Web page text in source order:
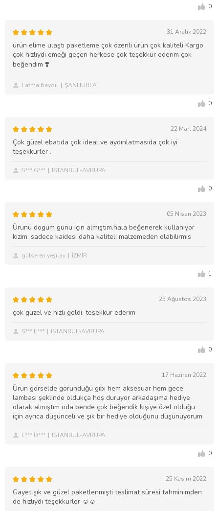
0
31 Aralık 2022
ürün elime ulaştı paketleme çok özenli ürün çok kaliteli Kargo
çok hızlıydı emeği geçen herkese çok teşekkür ederim çok
beğendim ❣️
Fatma baydil ŞANLIURFA
0
22 Mart 2024
Çok güzel ebatıda çok ideal ve aydınlatmasıda çok iyi
teşekkürler .
S*** G*** ISTANBUL-AVRUPA
0
05 Nisan 2023
Ürünü dogum gunu için almıştım.hala beğenerek kullanıyor
kizim. sadece kaidesi daha kaliteli malzemeden olabilirmis
gülseren yeşilay İZMİR
1
25 Ağustos 2023
çok güzel ve hızlı geldi. teşekkür ederim
S*** E*** ISTANBUL-AVRUPA
0
17 Haziran 2022
Ürün görselde göründüğü gibi hem aksesuar hem gece
lambası şeklinde oldukça hoş duruyor arkadaşıma hediye
olarak almıştım oda bende çok beğendik kişiye özel olduğu
için ayrıca düşünceli ve şık bir hediye olduğunu düşünüyorum
E*** D*** ISTANBUL-AVRUPA
0
25 Kasım 2022
Gayet şık ve güzel paketlenmişti teslimat süresi tahminimden
de hızlıydı teşekkürler ☺️☺️